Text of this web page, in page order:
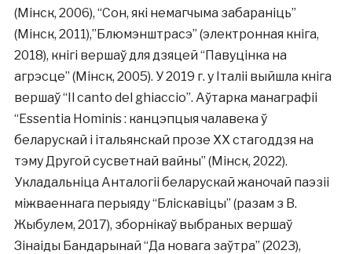
(Мінск, 2006), “Сон, які немагчыма забараніць”
(Мінск, 2011),”Блюмэнштрасэ” (электронная кніга,
2018), кнігі вершаў для дзяцей “Павуцінка на
агрэсце” (Мінск, 2005). У 2019 г. у Італіі выйшла кніга
вершаў “Il canto del ghiaccio”. Аўтарка манаграфіі
“Essentia Hominis : канцэпцыя чалавека ў
беларускай і італьянскай прозе ХХ стагоддзя на
тэму Другой сусветнай вайны” (Мінск, 2022).
Укладальніца Анталогіі беларускай жаночай паэзіі
міжваеннага перыяду “Бліскавіцы” (разам з В.
Жыбулем, 2017), зборнікаў выбраных вершаў
Зінаіды Бандарынай “Да новага заўтра” (2023),